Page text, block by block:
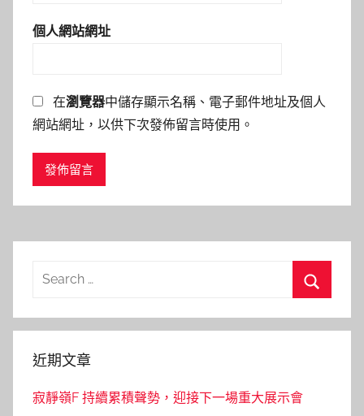
個人網站網址
在瀏覽器中儲存顯示名稱、電子郵件地址及個人
網站網址，以供下次發佈留言時使用。
Search
近期文章
寂靜嶺F 持續累積聲勢，迎接下一場重大展示會